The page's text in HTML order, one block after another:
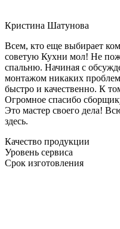
Кристина Шатунова
Всем, кто еще выбирает
советую Кухни мол! Не
спальню. Начиная с
монтажом никаких
быстро и качественно. К
Огромное спасибо
Это мастер своего дела!
здесь.
Качество продукции
Уровень сервиса
Срок изготовления